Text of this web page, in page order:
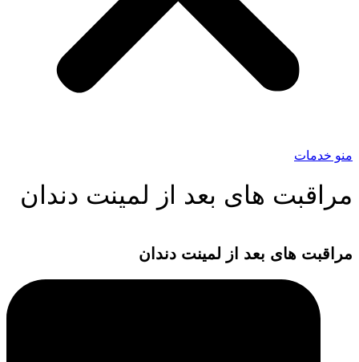
منو خدمات
مراقبت های بعد از لمینت دندان
مراقبت های بعد از لمینت دندان